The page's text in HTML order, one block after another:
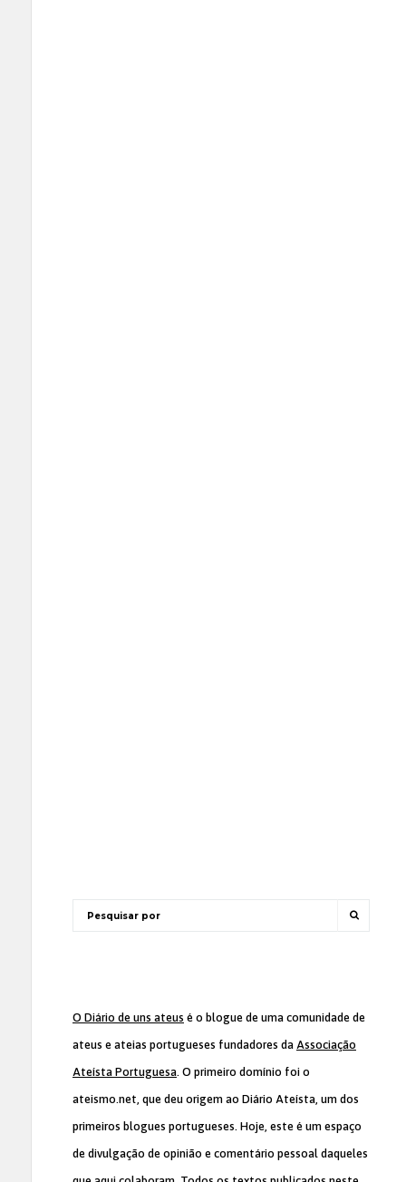
O Diário de uns ateus é o blogue de uma comunidade de
ateus e ateias portugueses fundadores da Associação
Ateísta Portuguesa. O primeiro domínio foi o
ateismo.net, que deu origem ao Diário Ateísta, um dos
primeiros blogues portugueses. Hoje, este é um espaço
de divulgação de opinião e comentário pessoal daqueles